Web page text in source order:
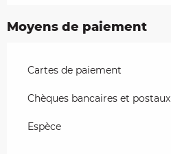
Moyens de paiement
Cartes de paiement
Chèques bancaires et postaux
Espèce